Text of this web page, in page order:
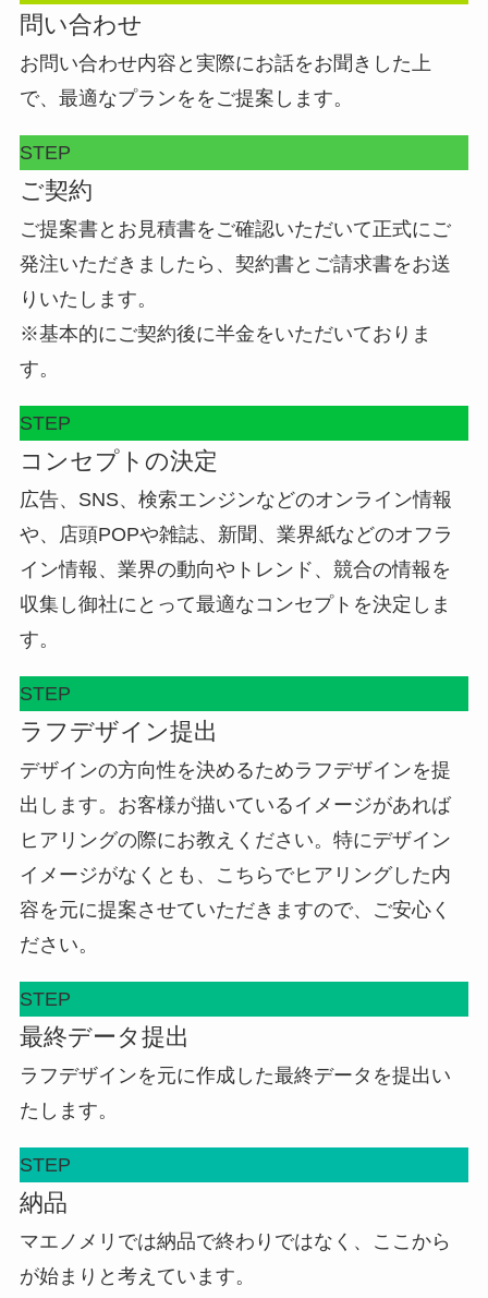
問い合わせ
お問い合わせ内容と実際にお話をお聞きした上
で、最適なプランををご提案します。
STEP
ご契約
ご提案書とお見積書をご確認いただいて正式にご
発注いただきましたら、契約書とご請求書をお送
りいたします。
※基本的にご契約後に半金をいただいておりま
す。
STEP
コンセプトの決定
広告、SNS、検索エンジンなどのオンライン情報
や、店頭POPや雑誌、新聞、業界紙などのオフラ
イン情報、業界の動向やトレンド、競合の情報を
収集し御社にとって最適なコンセプトを決定しま
す。
STEP
ラフデザイン提出
デザインの方向性を決めるためラフデザインを提
出します。お客様が描いているイメージがあれば
ヒアリングの際にお教えください。特にデザイン
イメージがなくとも、こちらでヒアリングした内
容を元に提案させていただきますので、ご安心く
ださい。
STEP
最終データ提出
ラフデザインを元に作成した最終データを提出い
たします。
STEP
納品
マエノメリでは納品で終わりではなく、ここから
が始まりと考えています。